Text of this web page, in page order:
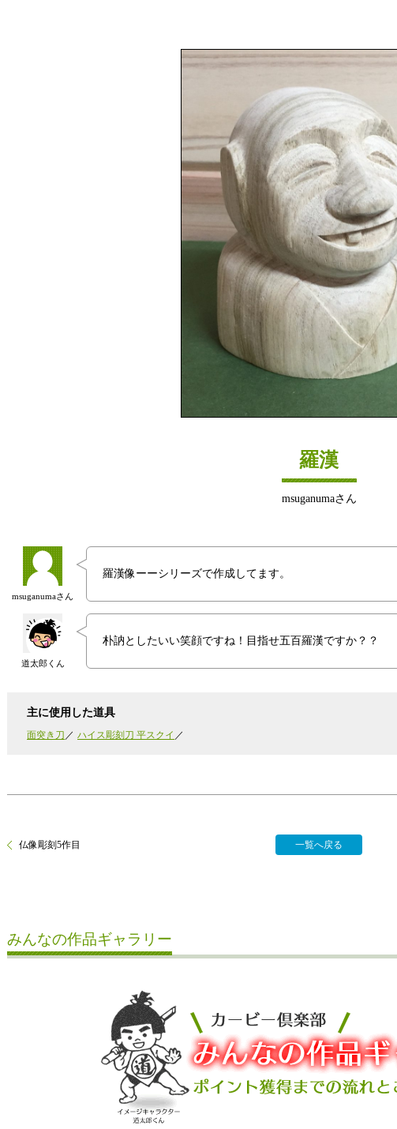
羅漢
msuganumaさん
msuganumaさん
羅漢像ーーシリーズで作成してます。
道太郎くん
朴訥としたいい笑顔ですね！目指せ五百羅漢ですか？？
主に使用した道具
面突き刀 ハイス彫刻刀 平スクイ
仏像彫刻5作目 一覧へ戻る
みんなの作品ギャラリー